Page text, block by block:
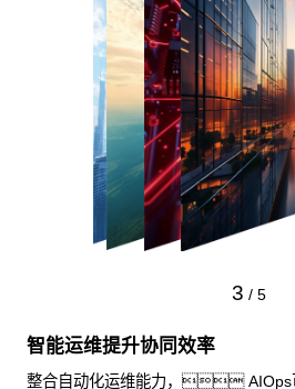
4 / 5
释放数据资产价值
集成数据网格（Data Mesh）、